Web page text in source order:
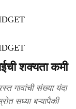
शक्यता कमी
गावांची संख्या यंदा
सध्या बऱ्यापैकी